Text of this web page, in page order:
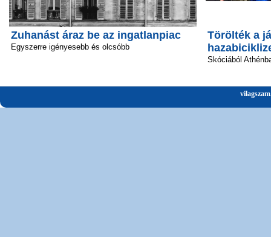
Zuhanást áraz be az ingatlanpiac
Egyszerre igényesebb és olcsóbb
Törölték a
Skóciából